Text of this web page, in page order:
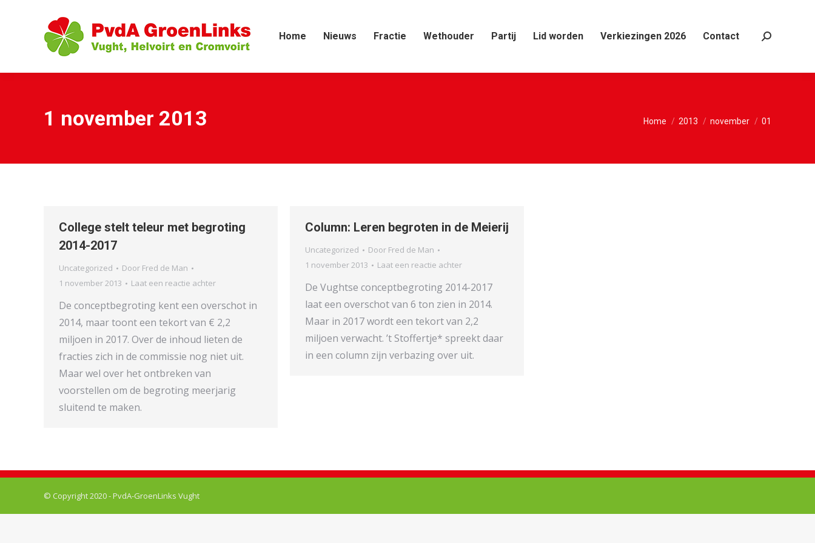
Home Nieuws Fractie Wethouder Partij Lid worden Verkiezingen 2026 Contact Search:
1 november 2013 Je bent hier:
Home 2013 november 01
College stelt teleur met begroting
2014-2017
Uncategorized Door Fred de Man
1 november 2013
Laat een reactie achter
De conceptbegroting kent een overschot in
2014, maar toont een tekort van € 2,2
miljoen in 2017. Over de inhoud lieten de
fracties zich in de commissie nog niet uit.
Maar wel over het ontbreken van
voorstellen om de begroting meerjarig
sluitend te maken.
Column: Leren begroten in de Meierij
Uncategorized Door Fred de Man
1 november 2013
Laat een reactie achter
De Vughtse conceptbegroting 2014-2017
laat een overschot van 6 ton zien in 2014.
Maar in 2017 wordt een tekort van 2,2
miljoen verwacht. ’t Stoffertje* spreekt daar
in een column zijn verbazing over uit.
© Copyright 2020 - PvdA-GroenLinks Vught